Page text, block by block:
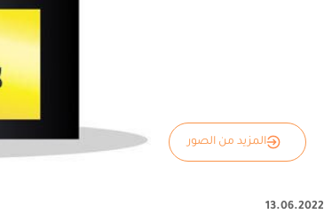
المزيد من الصور
13.06.2022